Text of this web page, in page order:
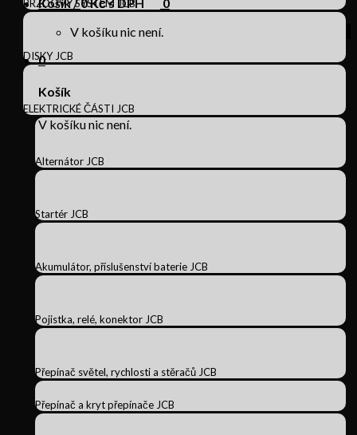
V košíku nic není.
0
Košík
V košíku nic není.
BRZDOVÝ SYSTÉM JCB
DISKY JCB
ELEKTRICKÉ ČÁSTI JCB
Alternátor JCB
Startér JCB
Akumulátor, příslušenství baterie JCB
Pojistka, relé, konektor JCB
Přepínač světel, rychlosti a stěračů JCB
Přepínač a kryt přepínače JCB